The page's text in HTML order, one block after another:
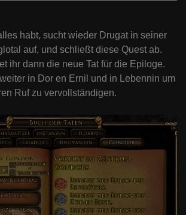
habt, sucht wieder Drugat in seiner
auf, und schließt diese Quest ab.
ihr dann die neue Tat für die Epiloge.
in Dor en Ernil und in Lebennin um
Ruf zu vervollständigen.